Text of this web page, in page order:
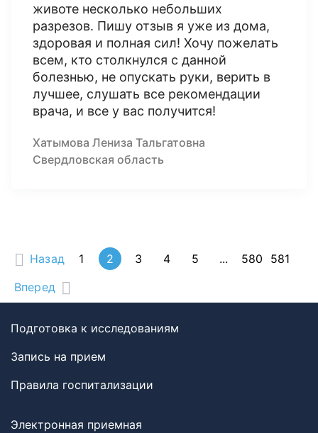
животе несколько небольших
разрезов. Пишу отзыв я уже из дома,
здоровая и полная сил! Хочу пожелать
всем, кто столкнулся с данной
болезнью, не опускать руки, верить в
лучшее, слушать все рекомендации
врача, и все у вас получится!
Хатымова Лениза Тальгатовна
Свердловская область
Назад 1 2 3 4 5 ... 580
581
Вперед
Подготовка к исследованиям
Запись на прием
Правила госпитализации
Электронная приемная